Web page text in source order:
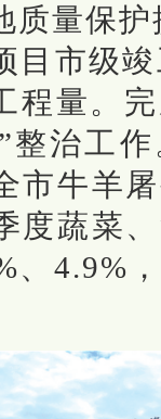
质量保
目市级
程量。
整治工
市牛羊
度蔬菜
、4.9%